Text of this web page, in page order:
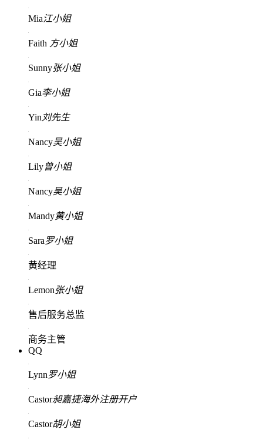
Mia江小姐
Faith 方小姐
Sunny张小姐
Gia李小姐
Yin 刘先生
Nancy吴小姐
Lily曾小姐
Nancy吴小姐
Mandy黄小姐
Sara罗小姐
黄经理
Lemon张小姐
售后服务总监
商务主管
QQ
Lynn罗小姐
Castor昶嘉捷海外注册开户
Castor胡小姐